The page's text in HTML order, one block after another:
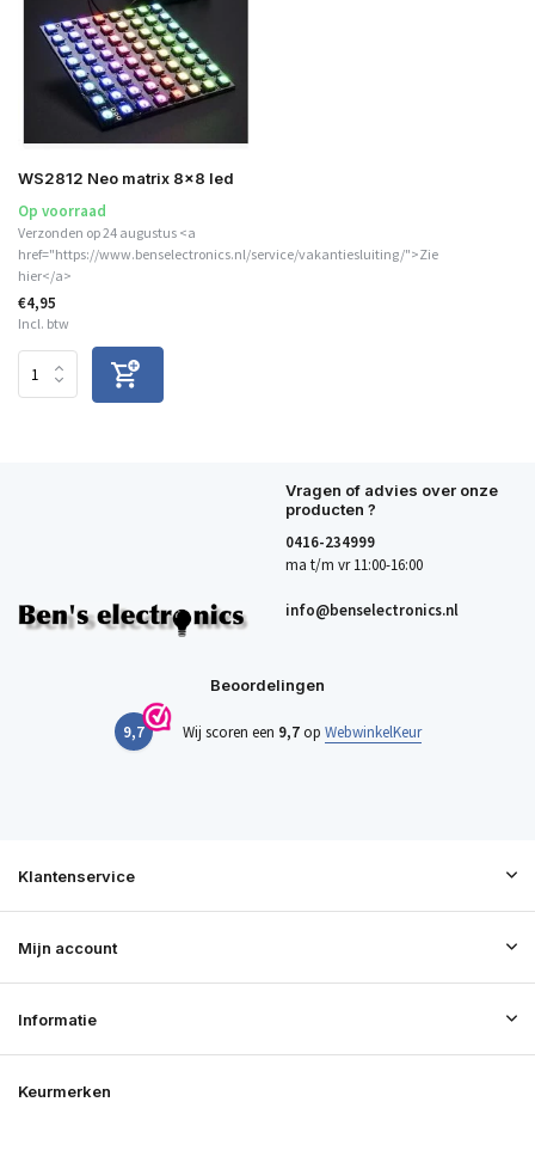
WS2812 Neo matrix 8x8 led
Op voorraad
Verzonden op 24 augustus <a
href="https://www.benselectronics.nl/service/vakantiesluiting/">Zie
hier</a>
€4,95
Incl. btw
Vragen of advies over onze
producten ?
0416-234999
ma t/m vr 11:00-16:00
info@benselectronics.nl
Beoordelingen
9,7 Wij scoren een 9,7op WebwinkelKeur
Klantenservice
Mijn account
Informatie
Keurmerken